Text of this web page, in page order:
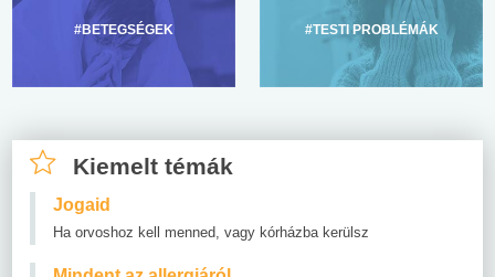
#BETEGSÉGEK #TESTI PROBLÉMÁK
Kiemelt témák
Jogaid
Ha orvoshoz kell menned, vagy kórházba kerülsz